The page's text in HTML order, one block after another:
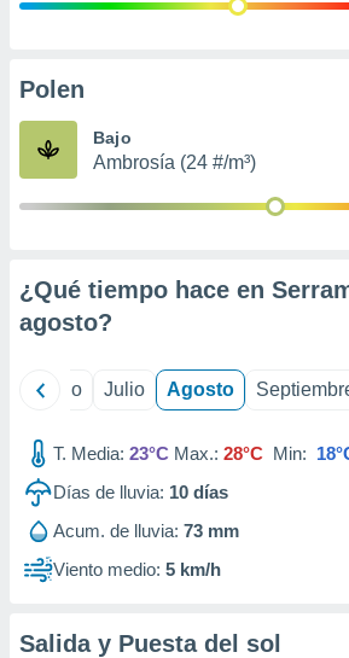
publicidad
de
Polen
Bajo
Ambrosía (24 #/m³)
¿Qué tiempo hace en
agosto?
Junio Julio Agosto
T. Media: 23°C Max.: 28°C Min:
Días de lluvia: 10 días
Acum. de lluvia: 73 mm
Viento medio: 5 km/h
Salida y Puesta del sol